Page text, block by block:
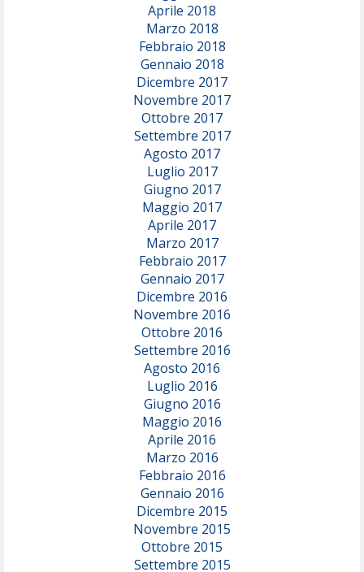
Aprile 2018
Marzo 2018
Febbraio 2018
Gennaio 2018
Dicembre 2017
Novembre 2017
Ottobre 2017
Settembre 2017
Agosto 2017
Luglio 2017
Giugno 2017
Maggio 2017
Aprile 2017
Marzo 2017
Febbraio 2017
Gennaio 2017
Dicembre 2016
Novembre 2016
Ottobre 2016
Settembre 2016
Agosto 2016
Luglio 2016
Giugno 2016
Maggio 2016
Aprile 2016
Marzo 2016
Febbraio 2016
Gennaio 2016
Dicembre 2015
Novembre 2015
Ottobre 2015
Settembre 2015